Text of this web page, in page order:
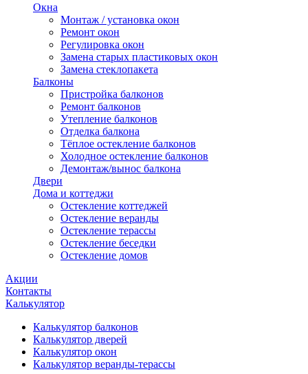
Окна
Монтаж / установка окон
Ремонт окон
Регулировка окон
Замена старых пластиковых окон
Замена стеклопакета
Балконы
Пристройка балконов
Ремонт балконов
Утепление балконов
Отделка балкона
Тёплое остекление балконов
Холодное остекление балконов
Демонтаж/вынос балкона
Двери
Дома и коттеджи
Остекление коттеджей
Остекление веранды
Остекление терассы
Остекление беседки
Остекление домов
Акции
Контакты
Калькулятор
Калькулятор балконов
Калькулятор дверей
Калькулятор окон
Калькулятор веранды-терассы